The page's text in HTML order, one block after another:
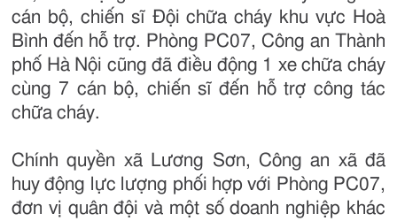
cán bộ, chiến sĩ Đội chữa cháy khu vực Hoà
Bình đến hỗ trợ. Phòng PC07, Công an Thành
phố Hà Nội cũng đã điều động 1 xe chữa cháy
cùng 7 cán bộ, chiến sĩ đến hỗ trợ công tác
chữa cháy.
Chính quyền xã Lương Sơn, Công an xã đã
huy động lực lượng phối hợp với Phòng PC07,
đơn vị quân đội và một số doanh nghiệp khác